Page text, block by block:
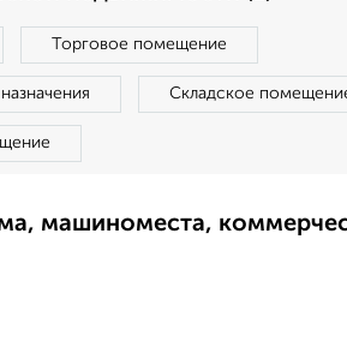
Торговое помещение
Складское
машиноместа,